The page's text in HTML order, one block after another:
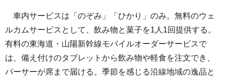
車内サービスは「のぞみ」「ひかり」のみ。無料のウェ
ルカムサービスとして、飲み物と菓子を1人1回提供する。
有料の東海道・山陽新幹線モバイルオーダーサービスで
は、備え付けのタブレットから飲み物や軽食を注文でき、
パーサーが席まで届ける。季節を感じる沿線地域の逸品と